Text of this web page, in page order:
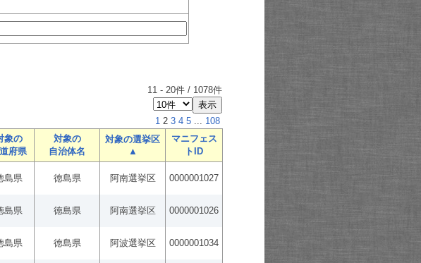
11 - 20件 / 1078件
1 2 3 4 5 ... 108
象の
府県
対象の
自治体名
対象の選挙区
▲
マニフェス
トID
島県 徳島県 阿南選挙区 0000001027
島県 徳島県 阿南選挙区 0000001026
島県 徳島県 阿波選挙区 0000001034